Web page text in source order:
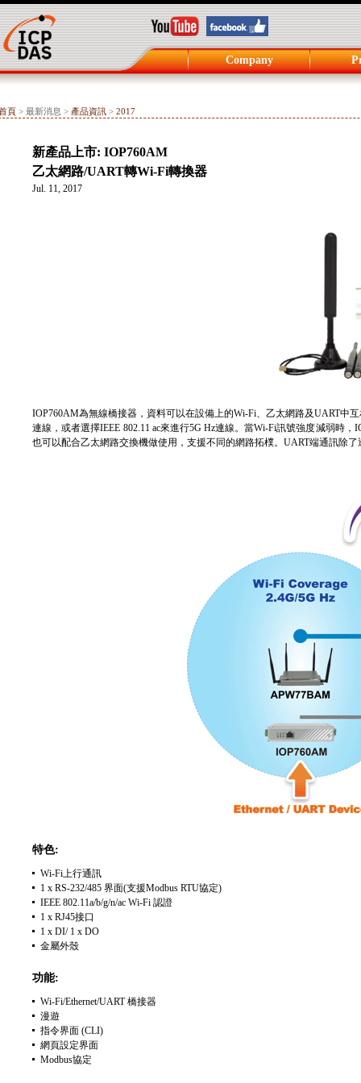
Company
頁 > 最新消息 > 產品資訊 > 2017
新產品上市: IOP760AM
乙太網路/UART轉Wi-Fi轉換器
Jul. 11, 2017
IOP760AM為無線橋接器，資料可以在設備上的Wi-Fi、乙太網路及UART中互
連線，或者選擇IEEE 802.11 ac來進行5G Hz連線。當Wi-Fi訊號強度減弱時
也可以配合乙太網路交換機做使用，支援不同的網路拓樸。UART端通訊除
特色:
Wi-Fi上行通訊
1 x RS-232/485 界面(支援Modbus RTU協定)
IEEE 802.11a/b/g/n/ac Wi-Fi 認證
1 x RJ45接口
1 x DI/ 1 x DO
金屬外殼
功能:
Wi-Fi/Ethernet/UART 橋接器
漫遊
指令界面 (CLI)
網頁設定界面
Modbus協定